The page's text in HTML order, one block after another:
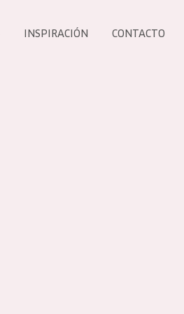
INSPIRACIÓN CONTACTO